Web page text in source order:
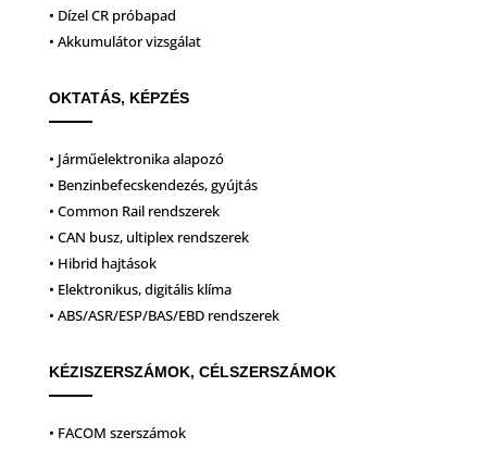
• Dízel CR próbapad
• Akkumulátor vizsgálat
OKTATÁS, KÉPZÉS
• Járműelektronika alapozó
• Benzinbefecskendezés, gyújtás
• Common Rail rendszerek
• CAN busz, ultiplex rendszerek
• Hibrid hajtások
• Elektronikus, digitális klíma
• ABS/ASR/ESP/BAS/EBD rendszerek
KÉZISZERSZÁMOK, CÉLSZERSZÁMOK
• FACOM szerszámok